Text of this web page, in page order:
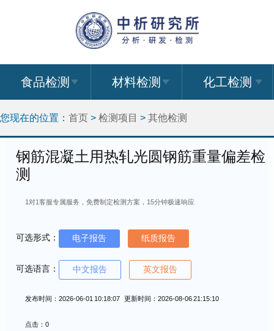
食品检测 材料检测 化工检测
您现在的位置： 首页 > 检测项目 > 其他检测
钢筋混凝土用热轧光圆钢筋重量偏差检
测
1对1客服专属服务，免费制定检测方案，15分钟极速响应
可选形式： 电子报告 纸质报告
可选语言： 中文报告 英文报告
发布时间：2026-06-01 10:18:07 更新时间：2026-08-06 21:15:10
点击：0